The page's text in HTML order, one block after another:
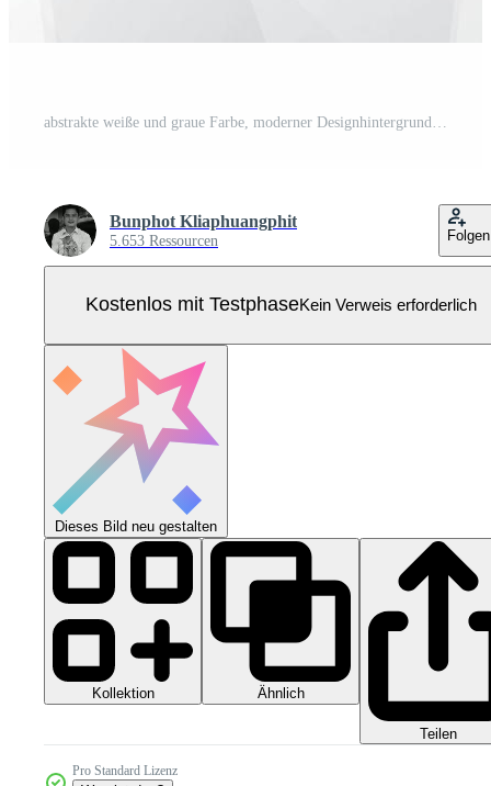
Bunphot Kliaphuangphit
5.653 Ressourcen Folgen
Kostenlos mit TestphaseKein Verweis erforderlich
Dieses Bild neu gestalten
Kollektion Ähnlich
Teilen
Pro Standard Lizenz